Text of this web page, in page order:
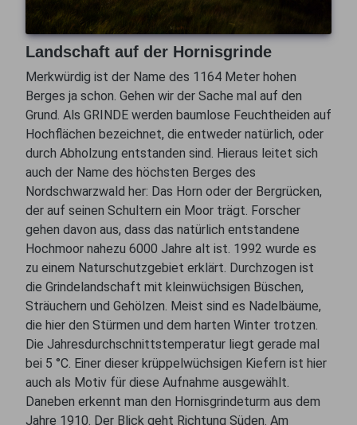
Landschaft auf der Hornisgrinde
Merkwürdig ist der Name des 1164 Meter hohen
Berges ja schon. Gehen wir der Sache mal auf den
Grund. Als GRINDE werden baumlose Feuchtheiden auf
Hochflächen bezeichnet, die entweder natürlich, oder
durch Abholzung entstanden sind. Hieraus leitet sich
auch der Name des höchsten Berges des
Nordschwarzwald her: Das Horn oder der Bergrücken,
der auf seinen Schultern ein Moor trägt. Forscher
gehen davon aus, dass das natürlich entstandene
Hochmoor nahezu 6000 Jahre alt ist. 1992 wurde es
zu einem Naturschutzgebiet erklärt. Durchzogen ist
die Grindelandschaft mit kleinwüchsigen Büschen,
Sträuchern und Gehölzen. Meist sind es Nadelbäume,
die hier den Stürmen und dem harten Winter trotzen.
Die Jahresdurchschnittstemperatur liegt gerade mal
bei 5 °C. Einer dieser krüppelwüchsigen Kiefern ist hier
auch als Motiv für diese Aufnahme ausgewählt.
Daneben erkennt man den Hornisgrindeturm aus dem
Jahre 1910. Der Blick geht Richtung Süden. Am